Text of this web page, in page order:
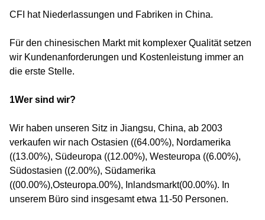
CFI hat Niederlassungen und Fabriken in China.
Für den chinesischen Markt mit komplexer Qualität setzen
wir Kundenanforderungen und Kostenleistung immer an
die erste Stelle.
1Wer sind wir?
Wir haben unseren Sitz in Jiangsu, China, ab 2003
verkaufen wir nach Ostasien ((64.00%), Nordamerika
((13.00%), Südeuropa ((12.00%), Westeuropa ((6.00%),
Südostasien ((2.00%), Südamerika
((00.00%),Osteuropa.00%), Inlandsmarkt(00.00%). In
unserem Büro sind insgesamt etwa 11-50 Personen.